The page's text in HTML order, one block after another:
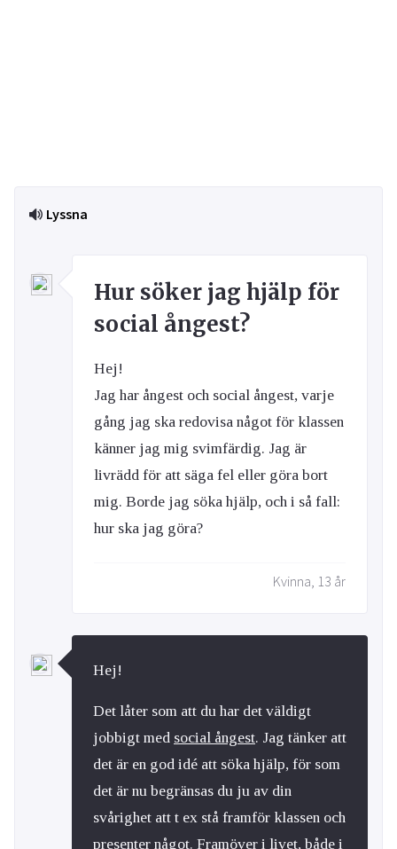
Lyssna
Hur söker jag hjälp för
social ångest?
Hej!
Jag har ångest och social ångest, varje
gång jag ska redovisa något för klassen
känner jag mig svimfärdig. Jag är
livrädd för att säga fel eller göra bort
mig. Borde jag söka hjälp, och i så fall:
hur ska jag göra?
Kvinna, 13 år
Hej!
Det låter som att du har det väldigt
jobbigt med social ångest. Jag tänker att
det är en god idé att söka hjälp, för som
det är nu begränsas du ju av din
svårighet att t ex stå framför klassen och
presenter något. Framöver i livet, både i